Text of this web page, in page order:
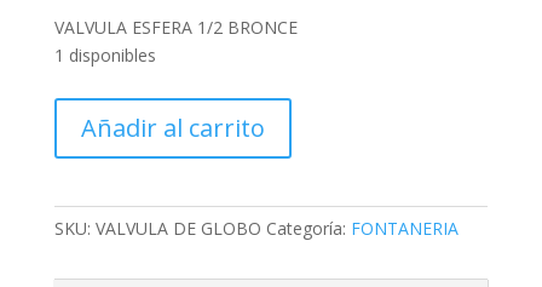
VALVULA ESFERA 1/2 BRONCE
1 disponibles
ESFERA
1/2
cantidad
Añadir al carrito
SKU: VALVULA DE GLOBO Categoría: FONTANERIA